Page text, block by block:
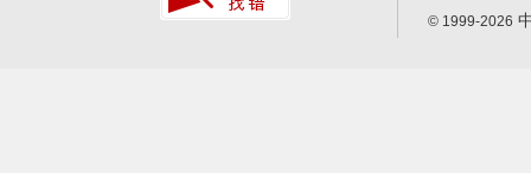
© 1999-2026